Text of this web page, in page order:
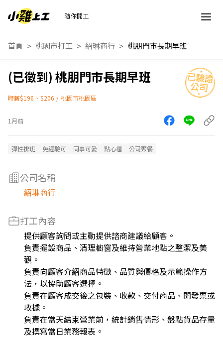
隨你開工
首頁 桃園市打工 紹琳商行 桃朋門市長期早班
桃朋門市長期早班
時薪$196 ~ $206 / 桃園市桃園區
1月前
彈性排班 免經驗可 同事可愛 點心櫃 公司聚餐
公司名稱
紹琳商行
打工內容
提供顧客詢問或主動提供諮商建議給顧客。
負責擺設商品、清理櫥窗及維持營業地點之整潔及美
觀。
負責向顧客介紹商品特徵、品質與價格及示範操作方
法，以協助顧客選擇。
負責在顧客成交後之包裝、收款、交付商品、開發票或
收據。
負責在當天結束營業前，統計銷售情形、盤點貨品存量
及撰寫當日業務報表。